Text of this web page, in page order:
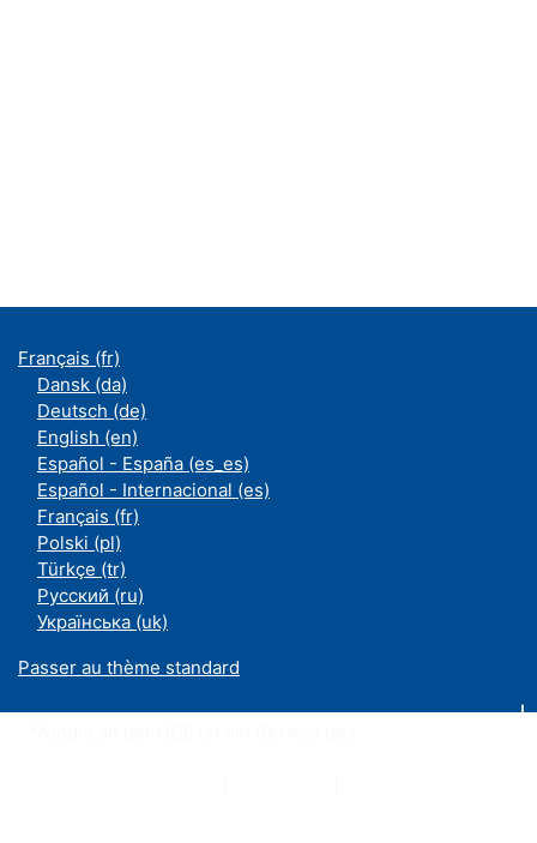
Français ‎(fr)‎
Dansk ‎(da)‎
Deutsch ‎(de)‎
English ‎(en)‎
Español - España ‎(es_es)‎
Español - Internacional ‎(es)‎
Français ‎(fr)‎
Polski ‎(pl)‎
Türkçe ‎(tr)‎
Русский ‎(ru)‎
Українська ‎(uk)‎
Passer au thème standard